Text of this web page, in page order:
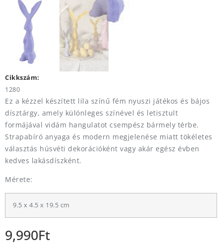
Cikkszám:
1280
Ez a kézzel készített lila színű fém nyuszi játékos és bájos
dísztárgy, amely különleges színével és letisztult
formájával vidám hangulatot csempész bármely térbe.
Strapabíró anyaga és modern megjelenése miatt tökéletes
választás húsvéti dekorációként vagy akár egész évben
kedves lakásdíszként.
Mérete:
9.5 x 4.5 x 19.5 cm
9,990Ft